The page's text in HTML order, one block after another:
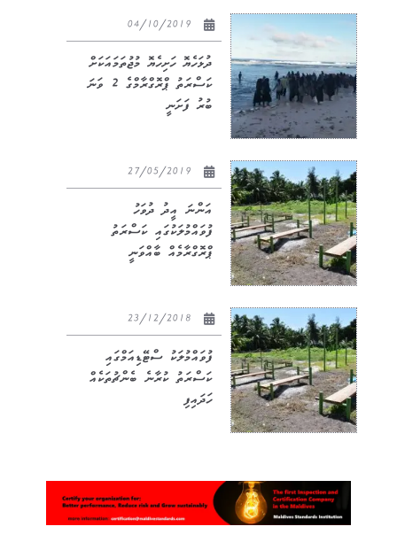
ދުޅަހެޔޮ ހަށިހެޔޮ މުޖުތަމައަކަށް
ކަސްރަތު ޕްރޮގްރާމްގެ 2 ވަނަ
ބުރު ފަށަނީ
އަންނަ އީދު ދުވަހު
ފުވައްމުލަކުގައި ކަސްރަތު
ޕްރޮގްރާމެއް ބާއްވަނީ
ފުވައްމުލަކު ސްޓޭޑިއަމްގައި
ކަސްރަތު ކުރާނެ ބެންޗުތަކެއް
ހަދައިފި